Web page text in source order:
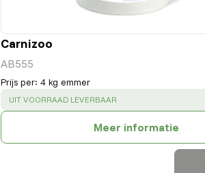
Carnizoo
AB555
Prijs per: 4 kg emmer
SUCCESS:
UIT VOORRAAD LEVERBAAR
Meer informatie